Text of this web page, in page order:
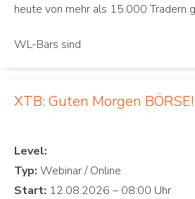
heute von mehr als 15.000 Tradern
WL-Bars sind
XTB: Guten Morgen BÖRSE!
Level:
Typ:
Start: